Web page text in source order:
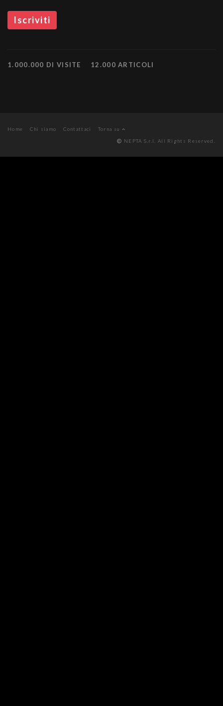
1.000.000 DI VISITE 12.000 ARTICOLI
Home Chi siamo Contattaci
Torna su
NEPTA S.r.l. All Rights Reserved.